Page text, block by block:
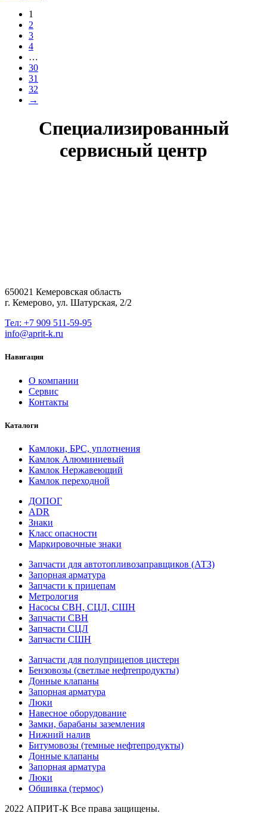
1
2
3
4
…
30
31
32
→
Специализированный
сервисный центр
650021 Кемеровская область
г. Кемерово, ул. Шатурская, 2/2
Тел: +7 909 511-59-95
info@aprit-k.ru
Навигация
О компании
Сервис
Контакты
Каталоги
Камлоки, БРС, уплотнения
Камлок Алюминиевый
Камлок Нержавеющий
Камлок переходной
ДОПОГ
ADR
Знаки
Класс опасности
Маркировочные знаки
Запчасти для автотопливозаправщиков (АТЗ)
Запорная арматура
Запчасти к прицепам
Метрология
Насосы СВН, СЦЛ, СШН
Запчасти СВН
Запчасти СЦЛ
Запчасти СШН
Запчасти для полуприцепов цистерн
Бензовозы (светлые нефтепродукты)
Донные клапаны
Запорная арматура
Люки
Навесное оборудование
Замки, барабаны заземления
Нижний налив
Битумовозы (темные нефтепродукты)
Донные клапаны
Запорная арматура
Люки
Обшивка (термос)
2022 АПРИТ-К Все права защищены.